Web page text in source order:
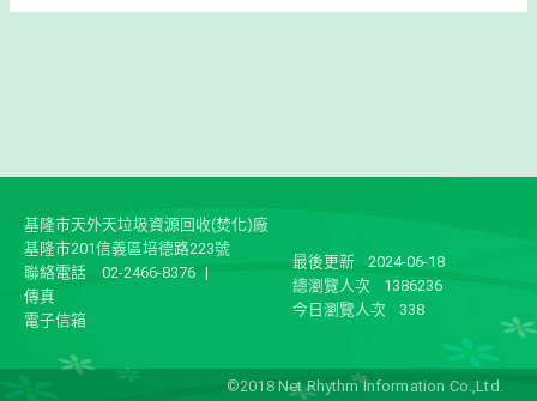
基隆市天外天垃圾資源回收(焚化)廠
基隆市201信義區培德路223號
聯絡電話
02-2466-8376 |
傳真
電子信箱
最後更新
2024-06-18
總瀏覽人次
1386236
今日瀏覽人次
338
©2018 Net Rhythm Information Co.,Ltd.